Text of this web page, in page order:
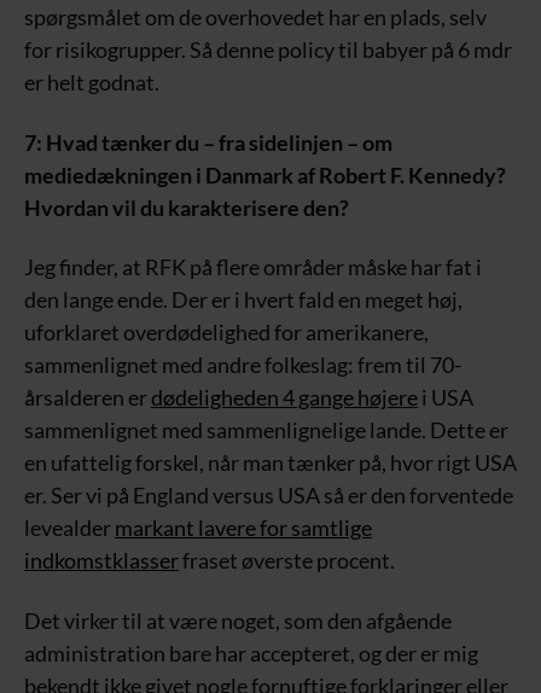
spørgsmålet om de overhovedet har en plads, selv
for risikogrupper. Så denne policy til babyer på 6 mdr
er helt godnat.
7: Hvad tænker du – fra sidelinjen – om
mediedækningen i Danmark af Robert F. Kennedy?
Hvordan vil du karakterisere den?
Jeg finder, at RFK på flere områder måske har fat i
den lange ende. Der er i hvert fald en meget høj,
uforklaret overdødelighed for amerikanere,
sammenlignet med andre folkeslag: frem til 70-
årsalderen erdødeligheden 4 gange højerei USA
sammenlignet med sammenlignelige lande. Dette er
en ufattelig forskel, når man tænker på, hvor rigt USA
er. Ser vi på England versus USA så er den forventede
levealdermarkant lavere for samtlige
indkomstklasserfraset øverste procent.
Det virker til at være noget, som den afgående
administration bare har accepteret, og der er mig
bekendt ikke givet nogle fornuftige forklaringer eller